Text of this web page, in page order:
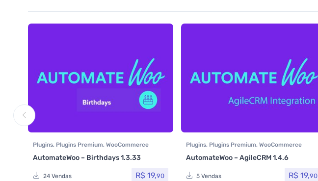
Plugins, Plugins Premium, WooCommerce
AutomateWoo
AutomateWoo – Birthdays 1.3.33
24 Vendas R$ 19,90
Plugins, Plugins Premium, WooCommerce
AutomateWoo
AutomateWoo – AgileCRM 1.4.6
5 Vendas R$ 19,90